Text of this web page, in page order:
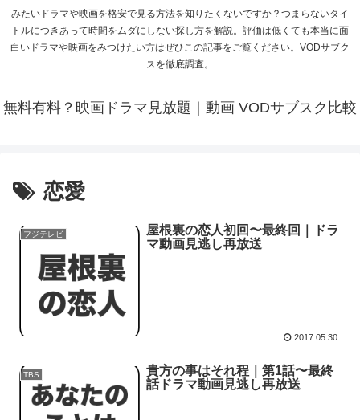
みたいドラマや映画を格安で見る方法を知りたくないですか？つまらないタイ
トルにつきあって時間をムダにしない探し方を解説。評価は低くても本当に面
白いドラマや映画をみつけたい方はぜひこの記事をご覧ください。VODサブク
スを徹底調査。
無料有料？映画ドラマ見放題｜動画 VODサブスク比較
恋愛
フジテレビ
屋根裏の恋人初回〜最終回｜ドラ
マ動画見逃し再放送
2017.05.30
TBS
貴方の事はそれ程｜第1話〜最終
話ドラマ動画見逃し再放送